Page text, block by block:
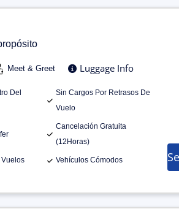
Meet & Greet Luggage Info
Del
Sin Cargos Por Retrasos De
Vuelo
Cancelación Gratuita
(12Horas)
Vehículos Cómodos